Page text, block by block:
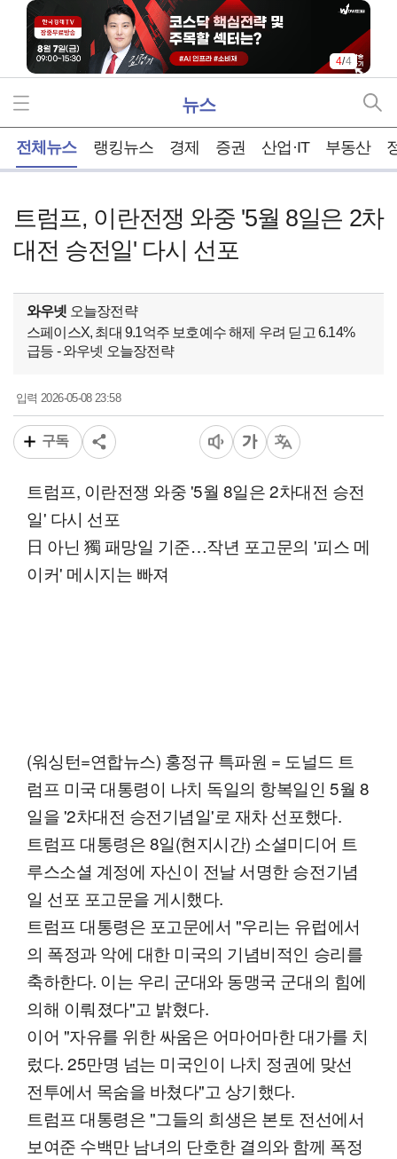
4/4
뉴스
전체뉴스 랭킹뉴스 경제 증권 산업·IT 부동산
트럼프, 이란전쟁 와중 '5월 8일은 2차
대전 승전일' 다시 선포
와우넷 오늘장전략
스페이스X, 최대 9.1억주 보호예수 해제 우려 딛고 6.14%
급등 - 와우넷 오늘장전략
입력 2026-05-08 23:58
구독
트럼프, 이란전쟁 와중 '5월 8일은 2차대전 승전
일' 다시 선포
日 아닌 獨 패망일 기준…작년 포고문의 '피스 메
이커' 메시지는 빠져
(워싱턴=연합뉴스) 홍정규 특파원 = 도널드 트
럼프 미국 대통령이 나치 독일의 항복일인 5월 8
일을 '2차대전 승전기념일'로 재차 선포했다.
트럼프 대통령은 8일(현지시간) 소셜미디어 트
루스소셜 계정에 자신이 전날 서명한 승전기념
일 선포 포고문을 게시했다.
트럼프 대통령은 포고문에서 "우리는 유럽에서
의 폭정과 악에 대한 미국의 기념비적인 승리를
축하한다. 이는 우리 군대와 동맹국 군대의 힘에
의해 이뤄졌다"고 밝혔다.
이어 "자유를 위한 싸움은 어마어마한 대가를 치
렀다. 25만명 넘는 미국인이 나치 정권에 맞선
전투에서 목숨을 바쳤다"고 상기했다.
트럼프 대통령은 "그들의 희생은 본토 전선에서
보여준 수백만 남녀의 단호한 결의와 함께 폭정